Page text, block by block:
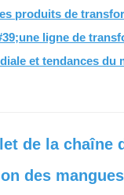
produits de
ligne de
et tendances du
de la chaîne
des mangues